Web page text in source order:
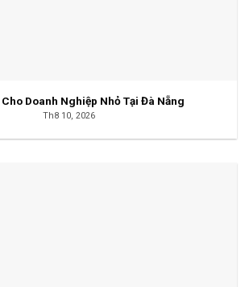
Doanh Nghiệp Nhỏ Tại Đà Nẵng
Th8 10, 2026